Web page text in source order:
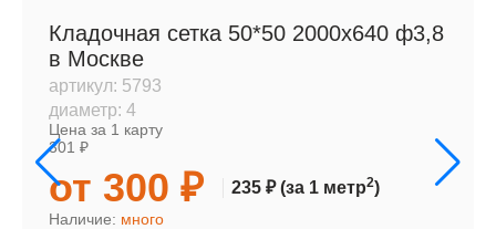
Кладочная сетка 50*50 2000х640 ф3,8
в Москве
артикул: 5793
диаметр: 4
Цена за 1 карту
301 ₽
от 300 ₽ 235 ₽(за 1 метр2)
Наличие: много